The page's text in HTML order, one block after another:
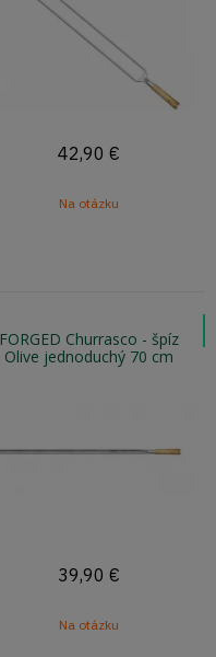
42,90 €
Na otázku
FORGED Churrasco - špíz
Olive jednoduchý 70 cm
39,90 €
Na otázku